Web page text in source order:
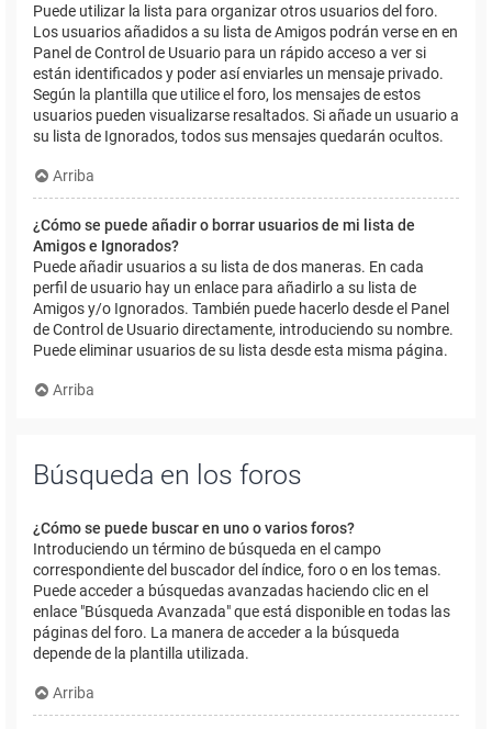
Puede utilizar la lista para organizar otros usuarios del foro.
Los usuarios añadidos a su lista de Amigos podrán verse en en
Panel de Control de Usuario para un rápido acceso a ver si
están identificados y poder así enviarles un mensaje privado.
Según la plantilla que utilice el foro, los mensajes de estos
usuarios pueden visualizarse resaltados. Si añade un usuario a
su lista de Ignorados, todos sus mensajes quedarán ocultos.
Arriba
¿Cómo se puede añadir o borrar usuarios de mi lista de
Amigos e Ignorados?
Puede añadir usuarios a su lista de dos maneras. En cada
perfil de usuario hay un enlace para añadirlo a su lista de
Amigos y/o Ignorados. También puede hacerlo desde el Panel
de Control de Usuario directamente, introduciendo su nombre.
Puede eliminar usuarios de su lista desde esta misma página.
Arriba
Búsqueda en los foros
¿Cómo se puede buscar en uno o varios foros?
Introduciendo un término de búsqueda en el campo
correspondiente del buscador del índice, foro o en los temas.
Puede acceder a búsquedas avanzadas haciendo clic en el
enlace "Búsqueda Avanzada" que está disponible en todas las
páginas del foro. La manera de acceder a la búsqueda
depende de la plantilla utilizada.
Arriba